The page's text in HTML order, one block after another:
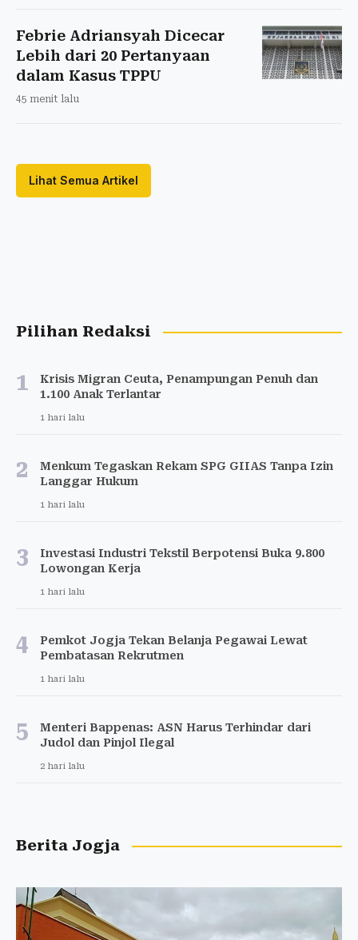
Febrie Adriansyah Dicecar
Lebih dari 20 Pertanyaan
dalam Kasus TPPU
45 menit lalu
Lihat Semua Artikel
Pilihan Redaksi
1
Krisis Migran Ceuta, Penampungan Penuh dan
1.100 Anak Terlantar
1 hari lalu
2
Menkum Tegaskan Rekam SPG GIIAS Tanpa Izin
Langgar Hukum
1 hari lalu
3
Investasi Industri Tekstil Berpotensi Buka 9.800
Lowongan Kerja
1 hari lalu
4
Pemkot Jogja Tekan Belanja Pegawai Lewat
Pembatasan Rekrutmen
1 hari lalu
5
Menteri Bappenas: ASN Harus Terhindar dari
Judol dan Pinjol Ilegal
2 hari lalu
Berita Jogja